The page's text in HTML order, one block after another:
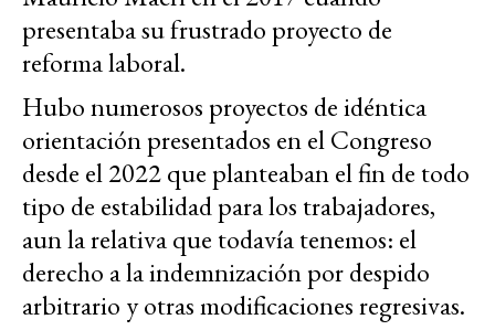
presentaba su frustrado proyecto de
reforma laboral.
Hubo numerosos proyectos de idéntica
orientación presentados en el Congreso
desde el 2022 que planteaban el fin de todo
tipo de estabilidad para los trabajadores,
aun la relativa que todavía tenemos: el
derecho a la indemnización por despido
arbitrario y otras modificaciones regresivas.